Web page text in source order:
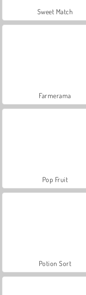
Sweet Match
Farmerama
Pop Fruit
Potion Sort